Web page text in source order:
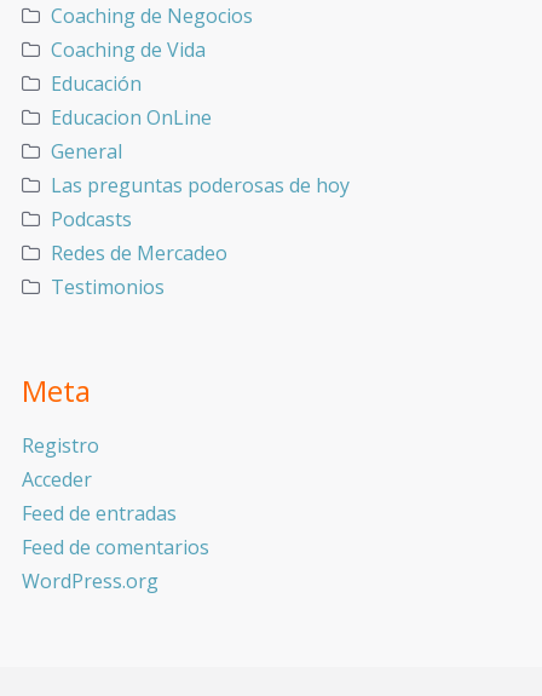
Coaching de Negocios
Coaching de Vida
Educación
Educacion OnLine
General
Las preguntas poderosas de hoy
Podcasts
Redes de Mercadeo
Testimonios
Meta
Registro
Acceder
Feed de entradas
Feed de comentarios
WordPress.org